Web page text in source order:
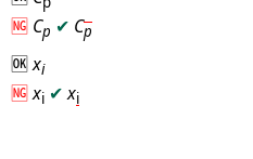
🆖 Cp ✔ Cp
🆗xi
🆖xi ✔ xi